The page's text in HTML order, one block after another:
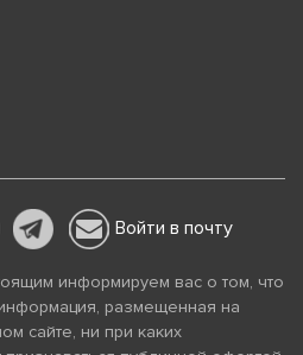
Войти в почту
информируем вас о том, что
размещенная на
сайте, ни при каких